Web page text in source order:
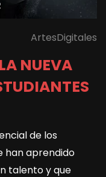
ArtesDigitales
NUEVA
de los
han aprendido
talento y que